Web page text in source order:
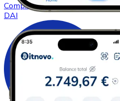
ComprarDAIcon transferencia
DAI